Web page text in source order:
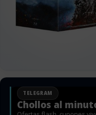
TELEGRAM
Chollos al